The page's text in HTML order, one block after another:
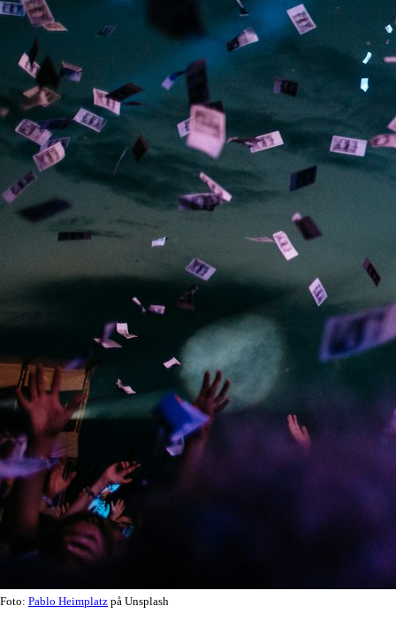
Foto: Pablo Heimplatz på Unsplash